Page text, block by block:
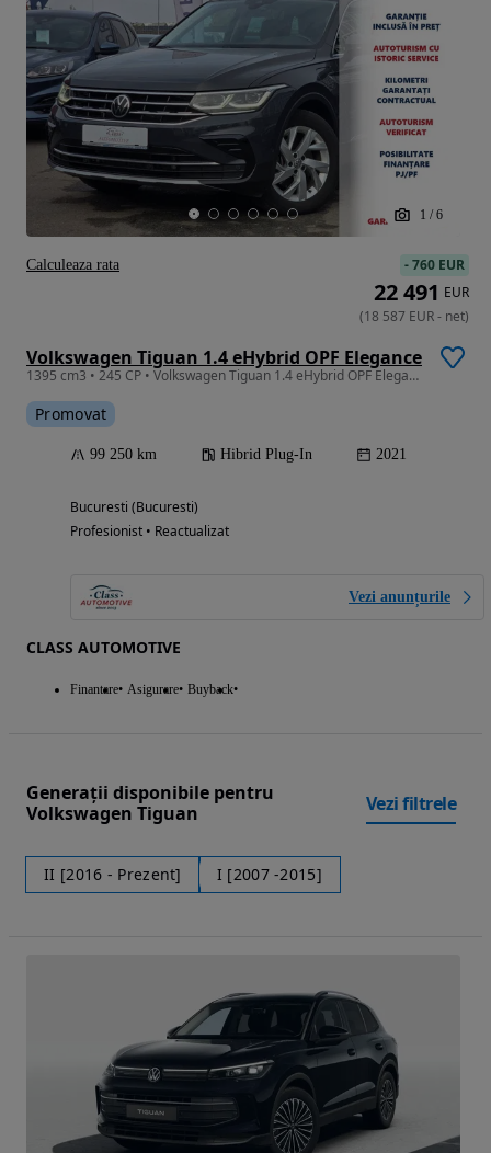
1 / 6
Volkswagen Tiguan 1.4 eHybrid OPF Elegance
1395 cm3 • 245 CP • Volkswagen Tiguan 1.4 eHybrid OPF Elegance
Promovat
99 250 km Hibrid Plug-In 2021
Bucuresti (Bucuresti)
Profesionist • Reactualizat
Vezi anunțurile
CLASS AUTOMOTIVE
Finantare Asigurare Buyback
-760 EUR
22 491 EUR
(18 587 EUR- net)
Calculeaza rata
Generații disponibile pentru
Volkswagen Tiguan
Vezi filtrele
II [2016 - Prezent] I [2007 -2015]